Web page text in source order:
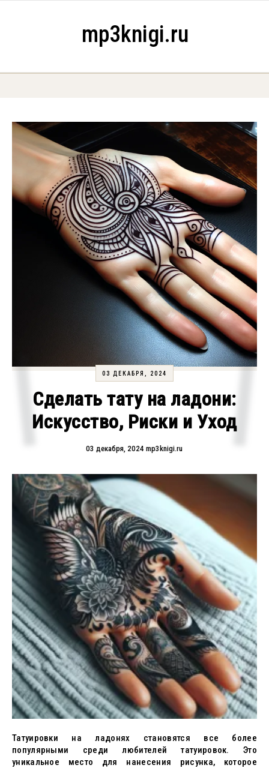
mp3knigi.ru
03 ДЕКАБРЯ, 2024
Сделать тату на ладони:
Искусство, Риски и Уход
03 декабря, 2024 mp3knigi.ru
Татуировки на ладонях становятся все более
популярными среди любителей татуировок. Это
уникальное место для нанесения рисунка, которое